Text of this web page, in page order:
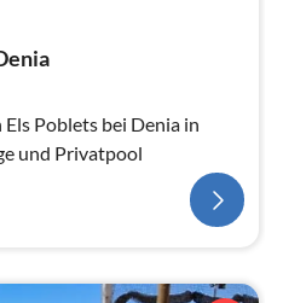
Poblets bei Denia in
und Privatpool